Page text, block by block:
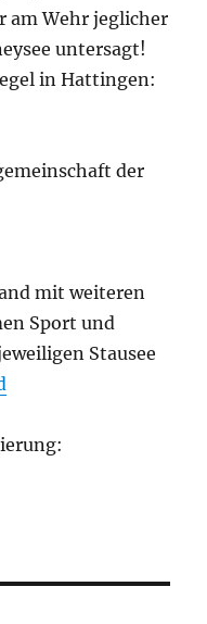
am Wehr jeglicher
untersagt!
in Hattingen:
der
mit weiteren
Sport und
Stausee